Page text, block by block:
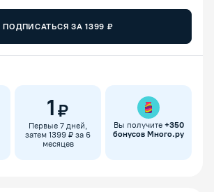
ПОДПИСАТЬСЯ ЗА1399 ₽
1 ₽
Первые 7 дней,
затем 1399 ₽ за 6
месяцев
Вы получите +350
бонусов Много.ру